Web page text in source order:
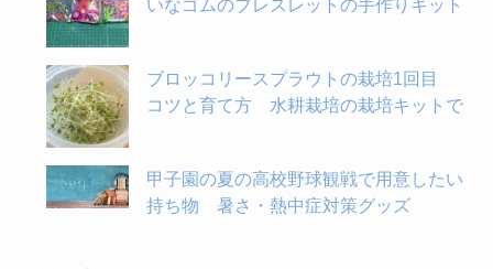
いなゴムのブレスレットの手作りキット
ブロッコリースプラウトの栽培1回目
コツと育て方 水耕栽培の栽培キットで
甲子園の夏の高校野球観戦で用意したい
持ち物 暑さ・熱中症対策グッズ